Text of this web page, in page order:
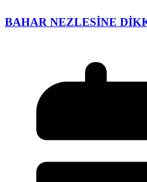
BAHAR NEZLESİNE